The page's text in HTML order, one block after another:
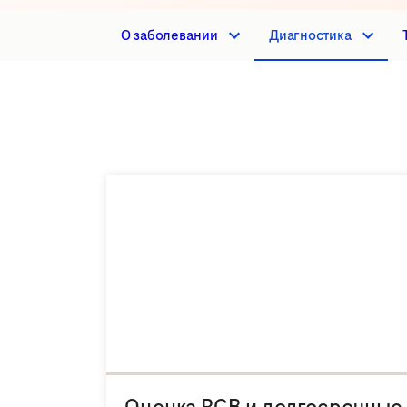
О заболевании Диагностика